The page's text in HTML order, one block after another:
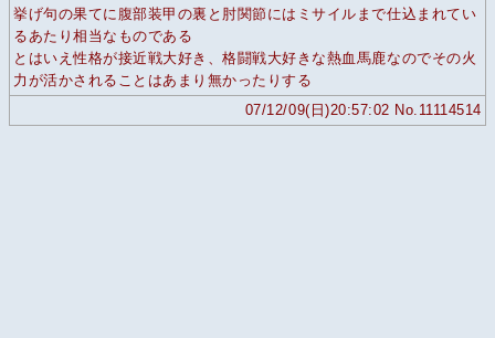
挙げ句の果てに腹部装甲の裏と肘関節にはミサイルまで仕込まれてい
るあたり相当なものである
とはいえ性格が接近戦大好き、格闘戦大好きな熱血馬鹿なのでその火
力が活かされることはあまり無かったりする
07/12/09(日)20:57:02 No.11114514